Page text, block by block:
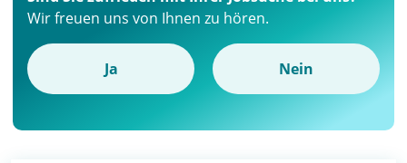
Wir freuen uns von Ihnen zu hören.
Ja Nein